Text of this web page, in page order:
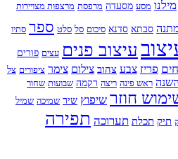
מסע מסעדה מרפסת מרצפות מצויירות
סבתא סדנא סיכום סל סלט ספר סתיו
עיצוב פנים עצים פורים
פריז צבע צהוב צילום צימר ציפורים צל
ראש פינה ריצה רקמה שבועות שחור
חוזר שיפוץ שיר שמיכה שמיל
תיק תכלת תערוכה תפירה